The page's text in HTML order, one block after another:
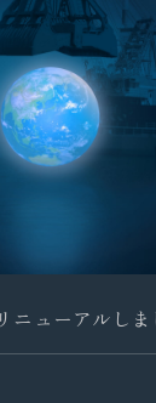
ニューアルしま